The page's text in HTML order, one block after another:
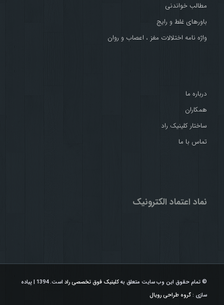
مطالب خواندنی
باورهای غلط و رایج
واژه نامه اختلالات مغز ، اعصاب و روان
درباره ما
همکاران
ساختار کلینیک راد
تماس با ما
نماد اعتماد الکترونیک
© تمام حقوق این وب سایت متعلق بهکلینیک فوق تخصصی راد
است. 1394 | پیاده
سازی :گروه طراحی رویال